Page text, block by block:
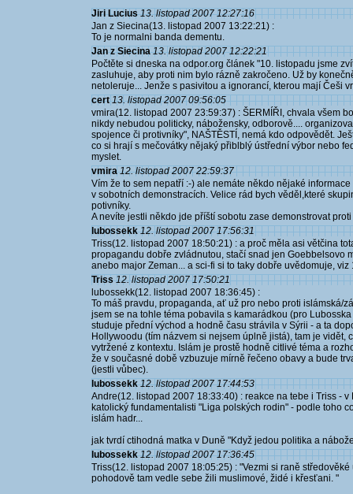
Jiri Lucius 13. listopad 2007 12:27:16
Jan z Siecina(13. listopad 2007 13:22:21) :
To je normalni banda dementu.
Jan z Siecina 13. listopad 2007 12:22:21
Počtěte si dneska na odpor.org článek "10. listopadu jsme
zasluhuje, aby proti nim bylo rázně zakročeno. Už by
netoleruje... Jenže s pasivitou a ignorancí, kterou mají Češi
cert 13. listopad 2007 09:56:05
vmira(12. listopad 2007 23:59:37) : ŠERMÍŘI, chvala všem
nikdy nebudou politicky, nábožensky, odborově....
spojence či protivníky", NAŠTĚSTÍ, nemá kdo odpovědět.
co si hrají s mečovátky nějaký přiblblý ústřední výbor nebo
myslet.
vmira 12. listopad 2007 22:59:37
Vím že to sem nepatří :-) ale nemáte někdo nějaké
v sobotních demonstracích. Velice rád bych věděl,které
potivníky.
A nevíte jestli někdo jde příští sobotu zase demonstrovat
lubossekk 12. listopad 2007 17:56:31
Triss(12. listopad 2007 18:50:21) : a proč měla asi větčina
propagandu dobře zvládnutou, stačí snad jen Goebbelsovo
anebo major Zeman... a sci-fi si to taky dobře uvědomuje,
Triss 12. listopad 2007 17:50:21
lubossekk(12. listopad 2007 18:36:45) :
To máš pravdu, propaganda, ať už pro nebo proti islámská/
jsem se na tohle téma pobavila s kamarádkou (pro
studuje přední východ a hodně času strávila v Sýrii - a ta
Hollywoodu (tím názvem si nejsem úplně jistá), tam je vidět,
vytržené z kontextu. Islám je prostě hodně citlivé téma a
že v současné době vzbuzuje mírně řečeno obavy a bude
(jestli vůbec).
lubossekk 12. listopad 2007 17:44:53
Andre(12. listopad 2007 18:33:40) : reakce na tebe i Triss -
katolický fundamentalisti "Liga polských rodin" - podle toho
islám hadr...
jak tvrdí ctihodná matka v Duně "Když jedou politika a
lubossekk 12. listopad 2007 17:36:45
Triss(12. listopad 2007 18:05:25) : "Vezmi si raně
pohodově tam vedle sebe žili muslimové, židé i křesťani. "